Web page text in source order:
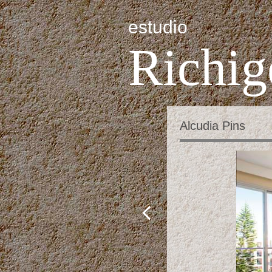
estudio
Alcudia Pins